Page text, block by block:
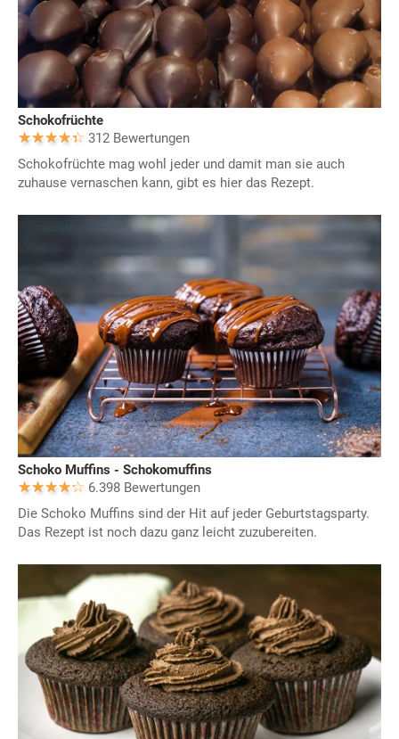
Schokofrüchte
312 Bewertungen
Schokofrüchte mag wohl jeder und damit man sie auch
zuhause vernaschen kann, gibt es hier das Rezept.
Schoko Muffins - Schokomuffins
6.398 Bewertungen
Die Schoko Muffins sind der Hit auf jeder Geburtstagsparty.
Das Rezept ist noch dazu ganz leicht zuzubereiten.